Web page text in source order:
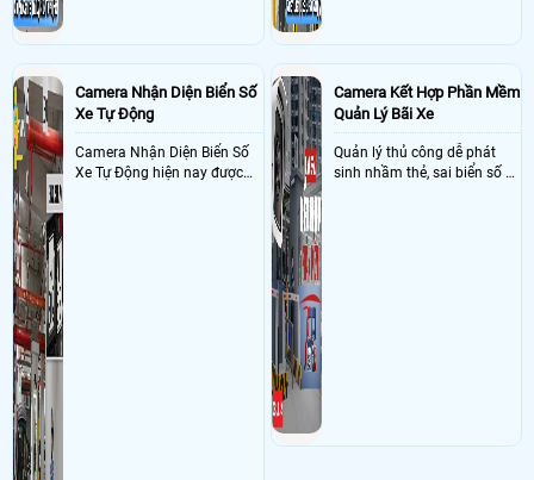
Camera Nhận Diện Biển Số
Xe Tự Động
Camera Nhận Diện Biển Số
Xe Tự Động hiện nay được
Camera Kết Hợp Phần Mềm
Quản Lý Bãi Xe
Quản lý thủ công dễ phát
sinh nhầm thẻ, sai biển số và